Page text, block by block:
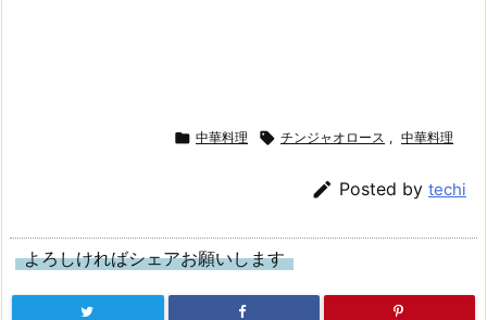
 中華料理  チンジャオロース , 中華料理
 Posted by techi
よろしければシェアお願いします